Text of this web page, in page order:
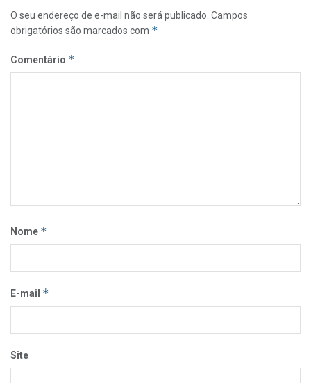
O seu endereço de e-mail não será publicado. Campos
obrigatórios são marcados com *
Comentário *
Nome *
E-mail *
Site